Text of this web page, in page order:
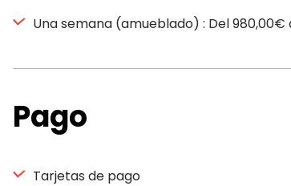
Una semana (amueblado) : Del 980,00€
Pago
Tarjetas de pago